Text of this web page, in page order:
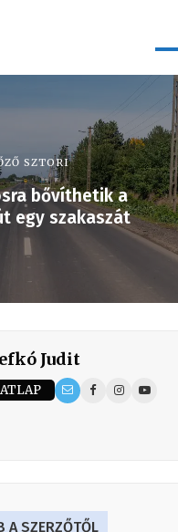
SZTORI
bővíthetik a
egy szakaszát
Judit
A SZERZŐTŐL